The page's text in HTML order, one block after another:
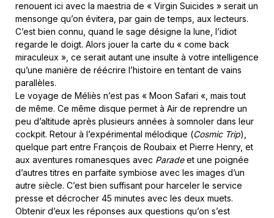
renouent ici avec la maestria de « Virgin Suicides » serait un
mensonge qu’on évitera, par gain de temps, aux lecteurs.
C’est bien connu, quand le sage désigne la lune, l’idiot
regarde le doigt. Alors jouer la carte du « come back
miraculeux », ce serait autant une insulte à votre intelligence
qu’une manière de réécrire l’histoire en tentant de vains
parallèles.
Le voyage de Méliès n’est pas « Moon Safari «, mais tout
de même. Ce même disque permet à Air de reprendre un
peu d’altitude après plusieurs années à somnoler dans leur
cockpit. Retour à l’expérimental mélodique (Cosmic Trip),
quelque part entre François de Roubaix et Pierre Henry, et
aux aventures romanesques avec Paradeet une poignée
d’autres titres en parfaite symbiose avec les images d’un
autre siècle. C’est bien suffisant pour harceler le service
presse et décrocher 45 minutes avec les deux muets.
Obtenir d’eux les réponses aux questions qu’on s’est